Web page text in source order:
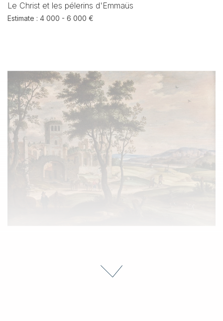
Le Christ et les pélerins d'Emmaüs
Estimate : 4 000 - 6 000 €